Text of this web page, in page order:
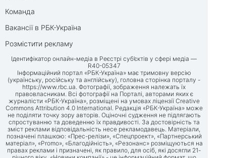
Команда
Вакансії в РБК-Україна
Розмістити рекламу
Ідентифікатор онлайн-медіа в Реєстрі суб’єктів у сфері медіа —
R40-05347
Інформаційний портал «РБК-Україна» має тримовну версію
(українську, російську та англійську), головна сторінка порталу -
https://www.rbc.ua. Фотографії, зображення належать їх
правовласникам. Всі фотографії на Порталі, авторами яких є
журналісти «РБК-Україна», розміщені на умовах ліцензії Creative
Commons Attribution 4.0 International. Редакція «РБК-Україна» може
не поділяти точку зору авторів. Оціночні судження не підлягають
спростуванню та доведенню їх правдивості. За достовірність та
зміст реклами відповідальність несе рекламодавець. Матеріали,
позначені плашкою: «Прес-релізи», «Спецпроект», «Партнерський
матеріал», «Promo», «Благодійність», «Резонанс» розміщуються на
правах реклами і призначені, як правило, для осіб, які досягли 21-